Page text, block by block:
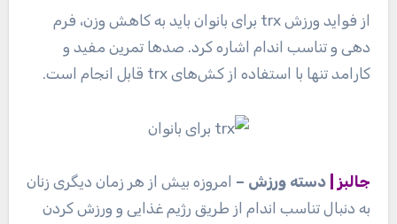
از فواید ورزش trx برای بانوان باید به کاهش وزن، فرم
دهی و تناسب اندام اشاره کرد. صد‌ها تمرین مفید و
کارامد تنها با استفاده از کش‌های trx قابل انجام است.
جالبز | دسته ورزش – امروزه بیش از هر زمان دیگری زنان
به دنبال تناسب اندام از طریق رژیم غذایی و ورزش کردن